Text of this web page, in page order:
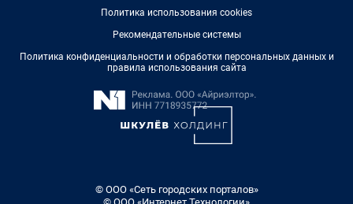
Политика использования cookies
Рекомендательные системы
Политика конфиденциальности и обработки персональных данных и
правила использования сайта
© ООО «Сеть городских порталов»